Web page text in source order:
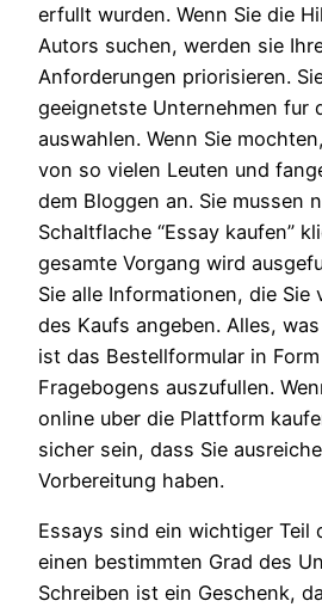
erfullt wurden. Wenn Sie die
Autors suchen, werden sie
Anforderungen priorisieren.
geeignetste Unternehmen fur
auswahlen. Wenn Sie
von so vielen Leuten und
dem Bloggen an. Sie mussen
Schaltflache “Essay kaufen”
gesamte Vorgang wird
Sie alle Informationen, die Sie
des Kaufs angeben. Alles,
ist das Bestellformular in
Fragebogens auszufullen.
online uber die Plattform
sicher sein, dass Sie
Vorbereitung haben.
Essays sind ein wichtiger Teil
einen bestimmten Grad des
Schreiben ist ein Geschenk,